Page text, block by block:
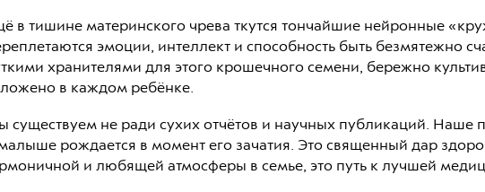
в тишине материнского чрева ткутся тончайшие нейронные
эмоции, интеллект и способность быть безмятежно
хранителями для этого крошечного семени, бережно
в каждом ребёнке.
существуем не ради сухих отчётов и научных публикаций. Наше
рождается в момент его зачатия. Это священный дар
и любящей атмосферы в семье, это путь к лучшей